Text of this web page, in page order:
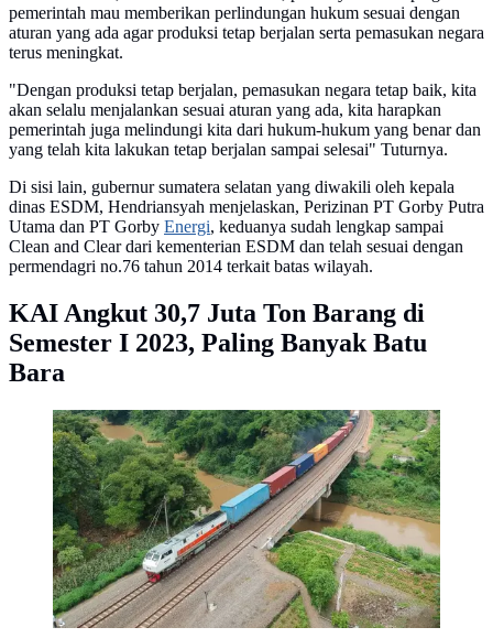
pemerintah mau memberikan perlindungan hukum sesuai dengan
aturan yang ada agar produksi tetap berjalan serta pemasukan negara
terus meningkat.
"Dengan produksi tetap berjalan, pemasukan negara tetap baik, kita
akan selalu menjalankan sesuai aturan yang ada, kita harapkan
pemerintah juga melindungi kita dari hukum-hukum yang benar dan
yang telah kita lakukan tetap berjalan sampai selesai" Tuturnya.
Di sisi lain, gubernur sumatera selatan yang diwakili oleh kepala
dinas ESDM, Hendriansyah menjelaskan, Perizinan PT Gorby Putra
Utama dan PT Gorby Energi, keduanya sudah lengkap sampai
Clean and Clear dari kementerian ESDM dan telah sesuai dengan
permendagri no.76 tahun 2014 terkait batas wilayah.
KAI Angkut 30,7 Juta Ton Barang di
Semester I 2023, Paling Banyak Batu
Bara
Angkutan barang atau gerbong barang PT Kereta Api
Indonesia (Persero) atau PT KAI. (Dok KAI)